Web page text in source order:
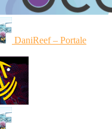
DaniReef – Portale